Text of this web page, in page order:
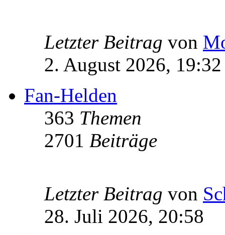
Letzter Beitrag von
2. August 2026, 19:32
Fan-Helden
363 Themen
2701 Beiträge
Letzter Beitrag von
28. Juli 2026, 20:58